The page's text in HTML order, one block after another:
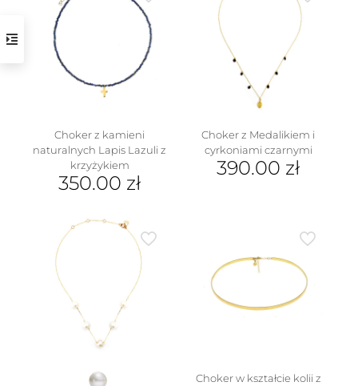
wariantów.
można
wybrać
na
stronie
produktu
Choker z kamieni
naturalnych Lapis Lazuli z
krzyżykiem
350.00 zł
Choker z Medalikiem i
cyrkoniami czarnymi
390.00 zł
Choker w kształcie kolii z